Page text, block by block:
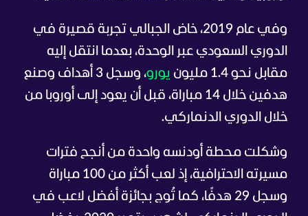
وفي عام 2019، خاض الجبالي تجربة قصيرة في
الدوري السعودي عبر الوحدة، بعدما انتقل إليه
مقابل نحو 1.4 مليون
يورو
، وسجل 3 أهداف وصنع
هدفين خلال 14 مباراة، قبل أن يعود إلى أوروبا من
خلال الدوري الدنماركي.
وشكلت محطة أودنسه واحدة من أنجح فترات
مسيرته الاحترافية، إذ لعب أكثر من 100 مباراة
وسجل 29 هدفًا، كما تُوج بجائزة أفضل لاعب في